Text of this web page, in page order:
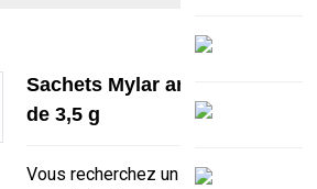
Sachets Mylar anti-odeurs
de 3,5 g
Vous recherchez un emballage